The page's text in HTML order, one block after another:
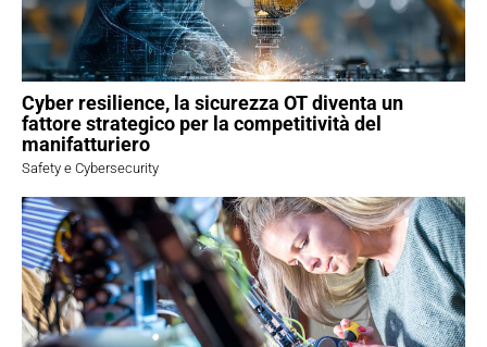
Cyber resilience, la sicurezza OT diventa un
fattore strategico per la competitività del
manifatturiero
Safety e Cybersecurity